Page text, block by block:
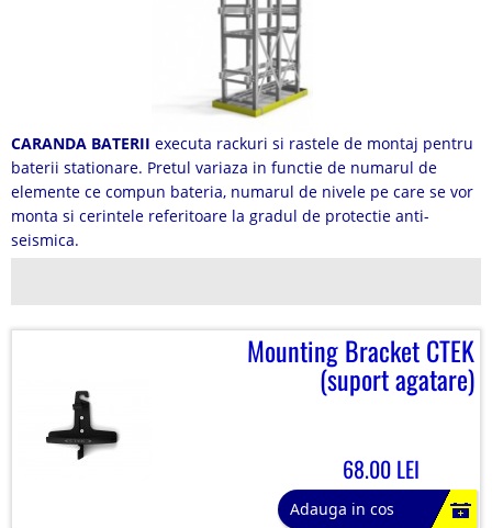
CARANDA BATERII executa rackuri si rastele de montaj pentru
baterii stationare. Pretul variaza in functie de numarul de
elemente ce compun bateria, numarul de nivele pe care se vor
monta si cerintele referitoare la gradul de protectie anti-
seismica.
Mounting Bracket CTEK
(suport agatare)
68.00 LEI
Adauga in cos